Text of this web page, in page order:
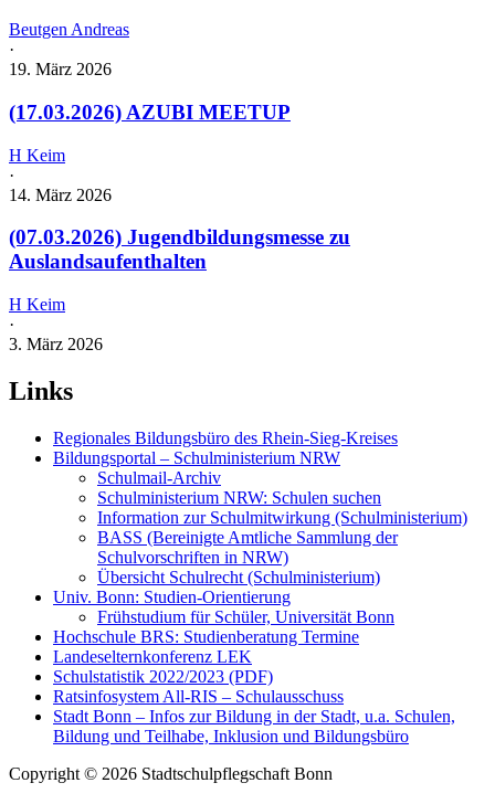
Beutgen Andreas
·
19. März 2026
(17.03.2026) AZUBI MEETUP
H Keim
·
14. März 2026
(07.03.2026) Jugendbildungsmesse zu
Auslandsaufenthalten
H Keim
·
3. März 2026
Links
Regionales Bildungsbüro des Rhein-Sieg-Kreises
Bildungsportal – Schulministerium NRW
Schulmail-Archiv
Schulministerium NRW: Schulen suchen
Information zur Schulmitwirkung (Schulministerium)
BASS (Bereinigte Amtliche Sammlung der
Schulvorschriften in NRW)
Übersicht Schulrecht (Schulministerium)
Univ. Bonn: Studien-Orientierung
Frühstudium für Schüler, Universität Bonn
Hochschule BRS: Studienberatung Termine
Landeselternkonferenz LEK
Schulstatistik 2022/2023 (PDF)
Ratsinfosystem All-RIS – Schulausschuss
Stadt Bonn – Infos zur Bildung in der Stadt, u.a. Schulen,
Bildung und Teilhabe, Inklusion und Bildungsbüro
Copyright © 2026 Stadtschulpflegschaft Bonn